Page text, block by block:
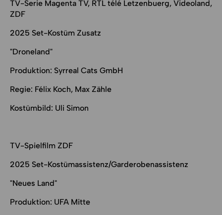
TV-Serie Magenta TV, RTL télé Letzenbuerg, Videoland,
ZDF
2025 Set-Kostüm Zusatz
"Droneland"
Produktion: Syrreal Cats GmbH
Regie: Félix Koch, Max Zähle
Kostümbild: Uli Simon
TV-Spielfilm ZDF
2025 Set-Kostümassistenz/Garderobenassistenz
"Neues Land"
Produktion: UFA Mitte